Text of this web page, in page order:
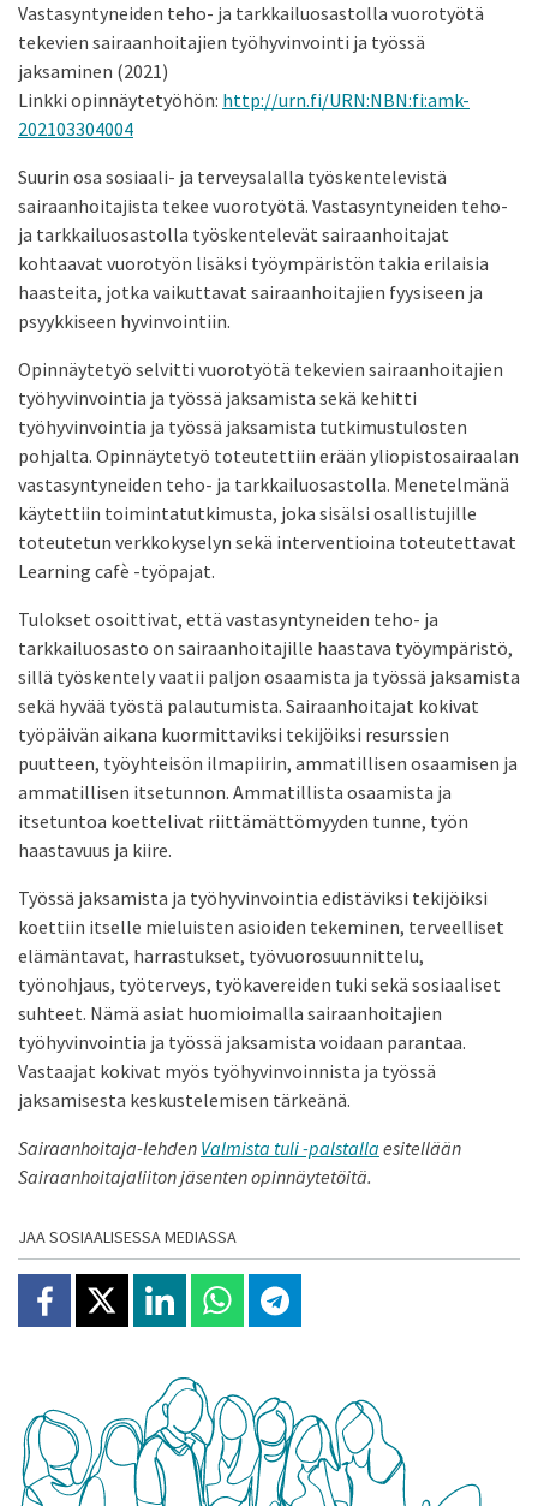
Vastasyntyneiden teho- ja tarkkailuosastolla vuorotyötä
tekevien sairaanhoitajien työhyvinvointi ja työssä
jaksaminen (2021)
Linkki opinnäytetyöhön: http://urn.fi/URN:NBN:fi:amk-
202103304004
Suurin osa sosiaali- ja terveysalalla työskentelevistä
sairaanhoitajista tekee vuorotyötä. Vastasyntyneiden teho-
ja tarkkailuosastolla työskentelevät sairaanhoitajat
kohtaavat vuorotyön lisäksi työympäristön takia erilaisia
haasteita, jotka vaikuttavat sairaanhoitajien fyysiseen ja
psyykkiseen hyvinvointiin.
Opinnäytetyö selvitti vuorotyötä tekevien sairaanhoitajien
työhyvinvointia ja työssä jaksamista sekä kehitti
työhyvinvointia ja työssä jaksamista tutkimustulosten
pohjalta. Opinnäytetyö toteutettiin erään yliopistosairaalan
vastasyntyneiden teho- ja tarkkailuosastolla. Menetelmänä
käytettiin toimintatutkimusta, joka sisälsi osallistujille
toteutetun verkkokyselyn sekä interventioina toteutettavat
Learning cafè -työpajat.
Tulokset osoittivat, että vastasyntyneiden teho- ja
tarkkailuosasto on sairaanhoitajille haastava työympäristö,
sillä työskentely vaatii paljon osaamista ja työssä jaksamista
sekä hyvää työstä palautumista. Sairaanhoitajat kokivat
työpäivän aikana kuormittaviksi tekijöiksi resurssien
puutteen, työyhteisön ilmapiirin, ammatillisen osaamisen ja
ammatillisen itsetunnon. Ammatillista osaamista ja
itsetuntoa koettelivat riittämättömyyden tunne, työn
haastavuus ja kiire.
Työssä jaksamista ja työhyvinvointia edistäviksi tekijöiksi
koettiin itselle mieluisten asioiden tekeminen, terveelliset
elämäntavat, harrastukset, työvuorosuunnittelu,
työnohjaus, työterveys, työkavereiden tuki sekä sosiaaliset
suhteet. Nämä asiat huomioimalla sairaanhoitajien
työhyvinvointia ja työssä jaksamista voidaan parantaa.
Vastaajat kokivat myös työhyvinvoinnista ja työssä
jaksamisesta keskustelemisen tärkeänä.
Sairaanhoitaja-lehden Valmista tuli -palstalla esitellään
Sairaanhoitajaliiton jäsenten opinnäytetöitä.
JAA SOSIAALISESSA MEDIASSA
Jaa Facebookissa
Jaa X:ssäJaa Linkedinissä
Jaa Whatsappissa
Jaa Telegramissa